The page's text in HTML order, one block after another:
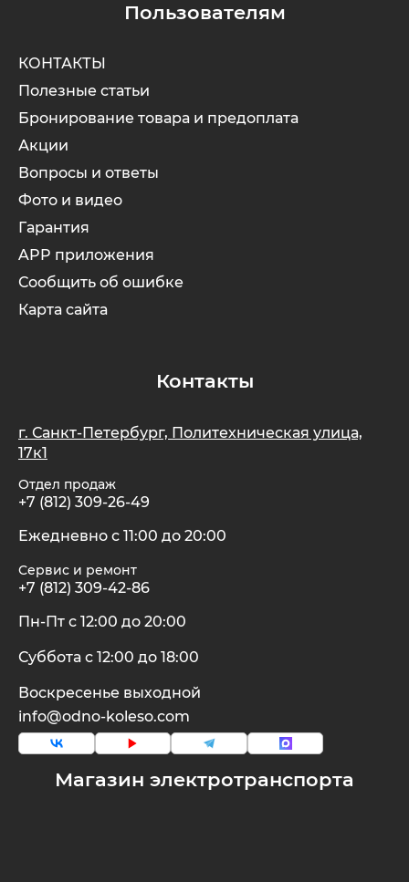
Магазин электротранспорта
Пользователям
КОНТАКТЫ
Полезные статьи
Бронирование товара и предоплата
Акции
Вопросы и ответы
Фото и видео
Гарантия
APP приложения
Сообщить об ошибке
Карта сайта
Контакты
г. Санкт-Петербург, Политехническая улица,
17к1
Отдел продаж
+7 (812) 309-26-49
Ежедневно с 11:00 до 20:00
Сервис и ремонт
+7 (812) 309-42-86
Пн-Пт с 12:00 до 20:00
Суббота с 12:00 до 18:00
Воскресенье выходной
info@odno-koleso.com